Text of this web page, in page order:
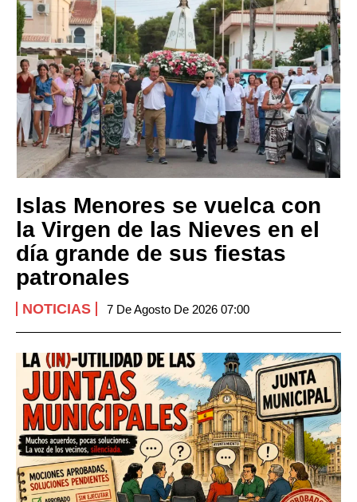
Islas Menores se vuelca con
la Virgen de las Nieves en el
día grande de sus fiestas
patronales
NOTICIAS 7 De Agosto De 2026 07:00